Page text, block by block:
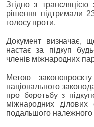
Згідно з трансляцією
рішення підтримали
голосу проти.
Документ визначає,
настає за підкуп
членів міжнародних
Метою
національного
про боротьбу з
міжнародних ділових
подальшого належного